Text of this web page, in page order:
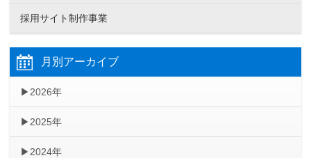
採用サイト制作事業
月別アーカイブ
2026年
2025年
2024年